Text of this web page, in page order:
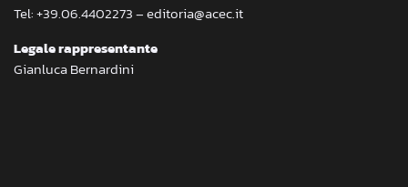
Tel: +39.06.4402273 – editoria@acec.it
Legale rappresentante
Gianluca Bernardini